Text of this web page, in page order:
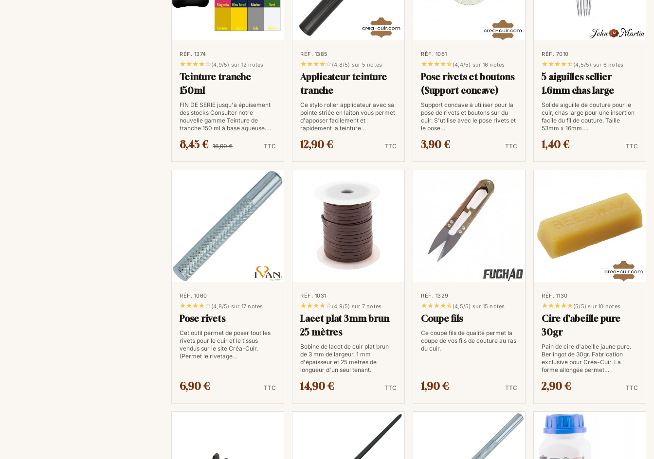
RÉF. 1374
  (4,9/5) sur 12 notes
Teinture tranche
150ml
FIN DE SERIE jusqu'à épuisement
des stocks Consulter notre
nouvelle gamme Teinture de
tranche 150 ml à base aqueuse.…
8,45 € 16,90 € TTC
RÉF. 1385
  (4,8/5) sur 5 notes
Applicateur teinture
tranche
Ce stylo roller applicateur avec sa
pointe striée en laiton vous permet
d'apposer facilement et
rapidement la teinture…
12,90 € TTC
RÉF. 1061
(4,4/5) sur 16 notes
Pose rivets et boutons
(Support concave)
Support concave à utiliser pour la
pose de rivets et boutons sur du
cuir. S'utilise avec le pose rivets et
le pose…
3,90 € TTC
RÉF. 7010
(4,5/5) sur 6 notes
5 aiguilles sellier
1.6mm chas large
Solide aiguille de couture pour le
cuir, chas large pour une insertion
facile du fil de couture. Taille
53mm x 16mm.…
1,40 € TTC
RÉF. 1060
  (4,8/5) sur 17 notes
Pose rivets
Cet outil permet de poser tout les
rivets pour le cuir et le tissus
vendus sur le site Créa-Cuir.
(Permet le rivetage…
6,90 € TTC
RÉF. 1031
  (4,9/5) sur 7 notes
Lacet plat 3mm brun
25 mètres
Bobine de lacet de cuir plat brun
de 3 mm de largeur, 1 mm
d'épaisseur et 25 mètres de
longueur d'un seul tenant.
14,90 € TTC
RÉF. 1329
(4,5/5) sur 15 notes
Coupe fils
Ce coupe fils de qualité permet la
coupe de vos fils de couture au ras
du cuir.
1,90 € TTC
RÉF. 1130
(5/5) sur 10 notes
Cire d'abeille pure
30gr
Pain de cire d'abeille jaune pure.
Berlingot de 30gr. Fabrication
exclusive pour Créa-Cuir. La
forme allongée permet…
2,90 € TTC